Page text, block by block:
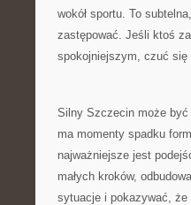
wokół sportu. To
zastępować. Jeśli ktoś
spokojniejszym, czuć się
Silny Szczecin może
ma momenty spadku
najważniejsze jest
małych kroków,
sytuacje i pokazywać,